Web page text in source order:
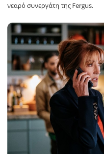
νεαρό συνεργάτη της Fergus.